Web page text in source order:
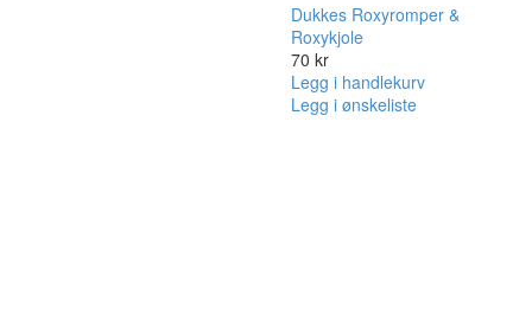
Dukkes Roxyromper &
Roxykjole
70 kr
Legg i handlekurv
Legg i ønskeliste